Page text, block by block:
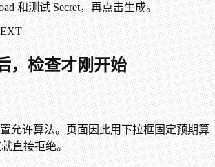
和测试 Secret，再点击生成。
，检查才刚开始
允许算法。页面因此用下拉框固定预期算
直接拒绝。